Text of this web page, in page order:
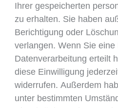
Ihrer gespeicherten
zu erhalten. Sie haben
Berichtigung oder
verlangen. Wenn Sie
Datenverarbeitung erteilt
diese Einwilligung
widerrufen. Außerdem
unter bestimmten